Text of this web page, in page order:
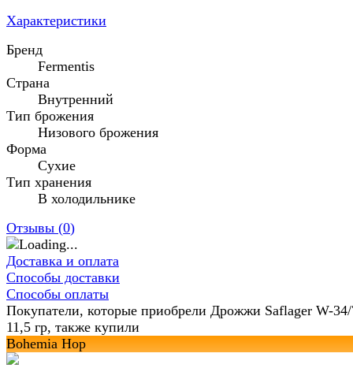
Характеристики
Бренд
Fermentis
Страна
Внутренний
Тип брожения
Низового брожения
Форма
Сухие
Тип хранения
В холодильнике
Отзывы (0)
Доставка и оплата
Способы доставки
Способы оплаты
Покупатели, которые приобрели Дрожжи Saflager W-
11,5 гр, также купили
Bohemia Hop